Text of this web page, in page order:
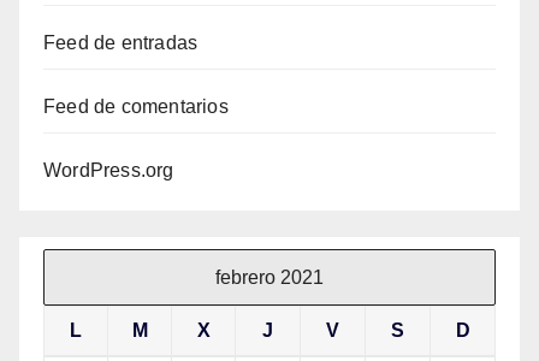
Feed de entradas
Feed de comentarios
WordPress.org
febrero 2021
L M X J V S D